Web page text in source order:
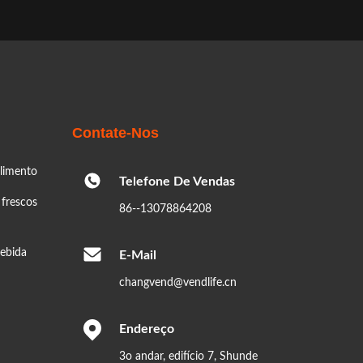
Contate-Nos
Telefone De Vendas
86--13078864208
E-Mail
changvend@vendlife.cn
Endereço
3o andar, edifício 7, Shunde